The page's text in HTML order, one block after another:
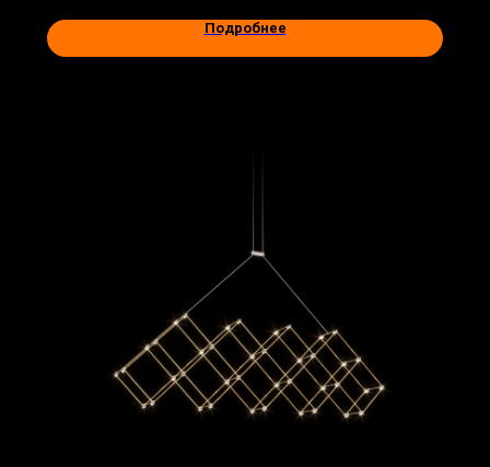
Подробнее